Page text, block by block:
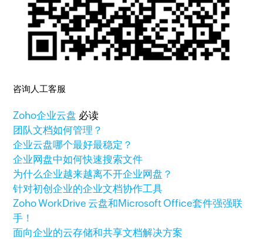
咨询人工客服
Zoho企业云盘 必读
团队文档如何管理？
企业云盘哪个最好最稳定？
企业网盘中如何快速搜索文件
为什么企业越来越离不开企业网盘？
针对初创企业的企业文档协作工具
Zoho WorkDrive 云盘和Microsoft Office套件强强联
手！
面向企业的云存储和共享文档解决方案